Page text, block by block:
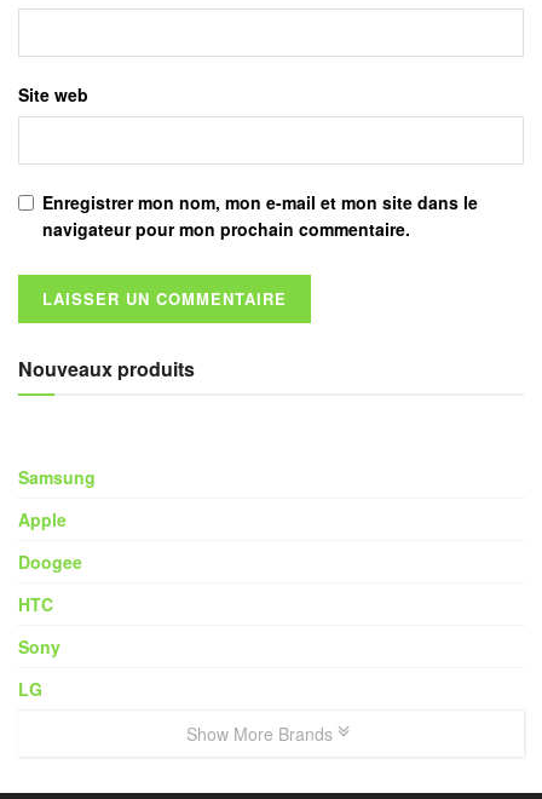
Site web
Enregistrer mon nom, mon e-mail et mon site dans le
navigateur pour mon prochain commentaire.
Nouveaux produits
Samsung
Apple
Doogee
HTC
Sony
LG
Show More Brands